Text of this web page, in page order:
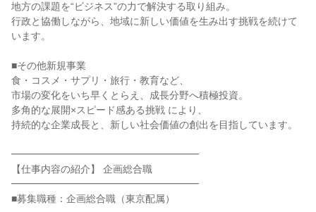
地方の課題を“ビジネス”の力で解決する取り組み。
行政と協働しながら、地域に新しい価値を生み出す挑戦を続けて
います。
■その他新規事業
食・コスメ・サプリ・旅行・教育など、
市場の変化をいち早くとらえ、成長分野へ積極投資。
多角的な展開×スピード感ある挑戦 により、
持続的な企業成長と、新しい社会価値の創出を目指しています。
━━━━━━━━━━━━━━━━━━━
【仕事内容の紹介】 企画総合職
━━━━━━━━━━━━━━━━━━━
■募集職種：企画総合職（東京配属）